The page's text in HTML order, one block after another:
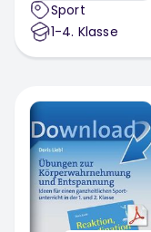
Sport
1-4. Klasse